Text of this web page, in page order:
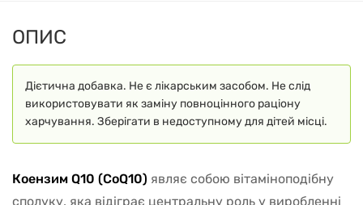
ОПИС
Дієтична добавка. Не є лікарським засобом. Не слід
використовувати як заміну повноцінного раціону
харчування. Зберігати в недоступному для дітей місці.
Коензим Q10 (CoQ10) являє собою вітаміноподібну
сполуку, яка відіграє центральну роль у виробленні